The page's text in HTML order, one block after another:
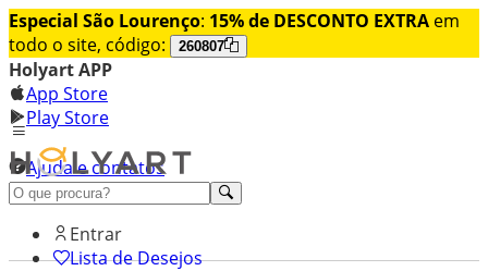
Especial São Lourenço: 15% de DESCONTO EXTRA em
todo o site, código:
260807
Holyart APP
App Store
Play Store
Ajuda e contatos
Conheça premium
Entrar
Lista de Desejos